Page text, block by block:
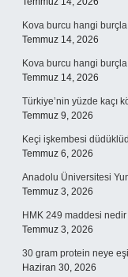
Kova burcu hangi
Temmuz 14, 2026
Kova burcu hangi
Temmuz 14, 2026
Türkiye’nin yüzde kaçı
Temmuz 9, 2026
Keçi işkembesi
Temmuz 6, 2026
Anadolu Üniversitesi
Temmuz 3, 2026
HMK 249 maddesi nedir
Temmuz 3, 2026
30 gram protein neye
Haziran 30, 2026